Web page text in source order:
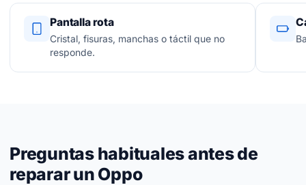
Pantalla rota
Cristal, fisuras, manchas o táctil que no
responde.
Preguntas habituales antes de
reparar un Oppo